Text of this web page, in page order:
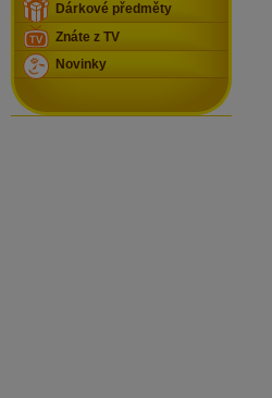
Dárkové předměty
Znáte z TV
Novinky